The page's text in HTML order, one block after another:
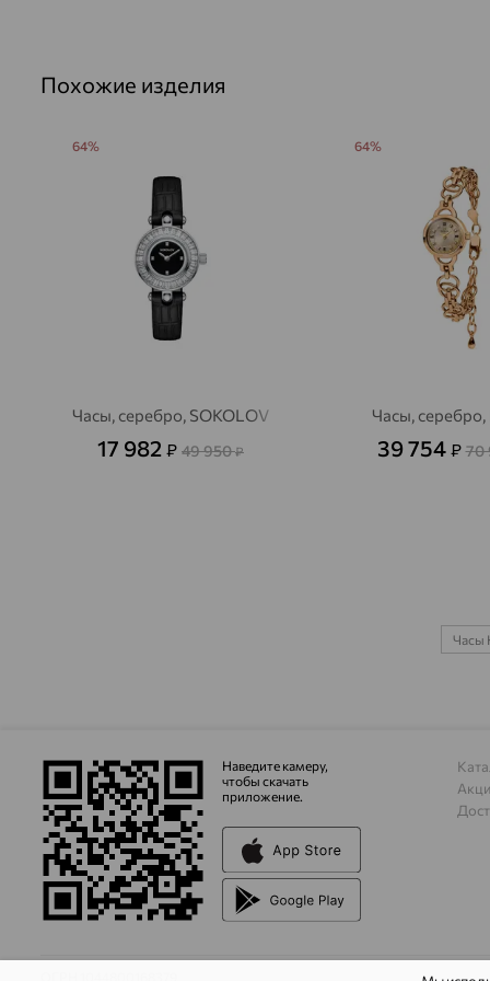
Похожие изделия
Часы, серебро, SOKOLOV
17 982 ₽ 49 950₽
64%
Часы,
39 754 ₽ 70
64%
Часы
Наведите камеру,
чтобы скачать
приложение.